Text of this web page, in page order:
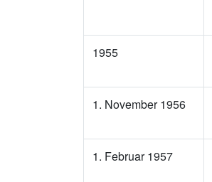
1955
1. November 1956
1. Februar 1957